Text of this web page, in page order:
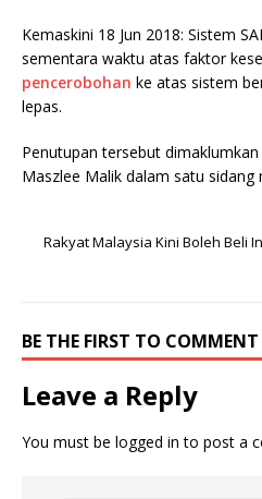
Kemaskini 18 Jun 2018: Sistem
sementara waktu atas faktor
pencerobohan ke atas sistem
lepas.
Penutupan tersebut
Maszlee Malik dalam satu sidang
Rakyat Malaysia Kini Boleh Beli
BE THE FIRST TO COMMENT
Leave a Reply
You must be logged in to post a